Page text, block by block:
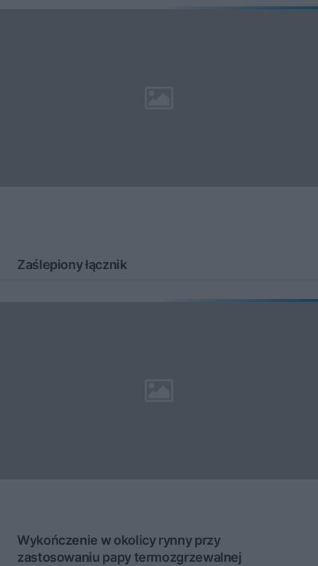
Zaślepiony łącznik
Wykończenie w okolicy rynny przy
zastosowaniu papy termozgrzewalnej